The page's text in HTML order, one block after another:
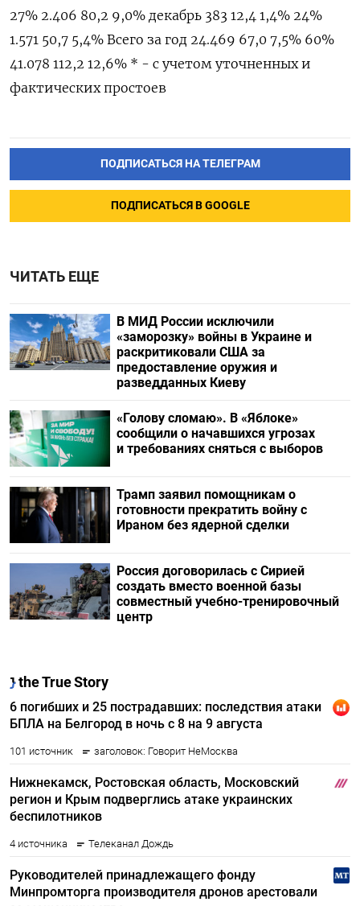
ПОДПИСАТЬСЯ НА ТЕЛЕГРАМ
ПОДПИСАТЬСЯ В GOOGLE
ЧИТАТЬ ЕЩЕ
В МИД России исключили
«заморозку» войны в Украине и
раскритиковали США за
предоставление оружия и
разведданных Киеву
«Голову сломаю». В «Яблоке»
сообщили о начавшихся угрозах
и требованиях сняться с выборов
Трамп заявил помощникам о
готовности прекратить войну с
Ираном без ядерной сделки
Россия договорилась с Сирией
создать вместо военной базы
совместный учебно-тренировочный
центр